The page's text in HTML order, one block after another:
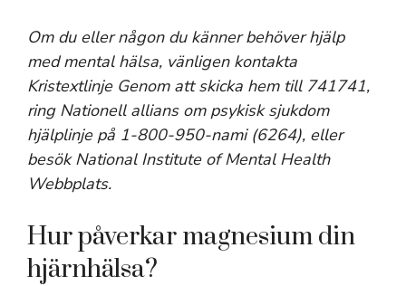
Om du eller någon du känner behöver hjälp
med mental hälsa, vänligen kontakta
Kristextlinje Genom att skicka hem till 741741,
ring Nationell allians om psykisk sjukdom
hjälplinje på 1-800-950-nami (6264), eller
besök National Institute of Mental Health
Webbplats.
Hur påverkar magnesium din
hjärnhälsa?